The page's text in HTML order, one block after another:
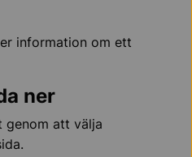
information om ett
ner
genom att välja